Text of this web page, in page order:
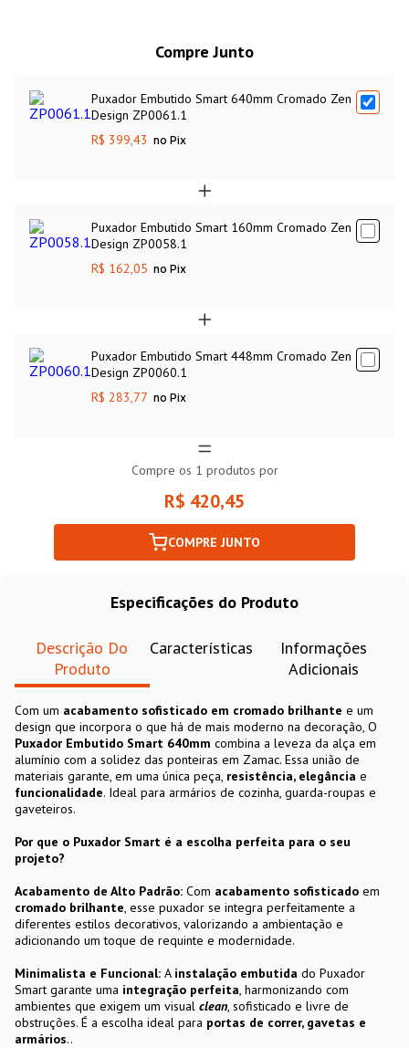
solução ideal para valorizar o design sofisticado e sem obstruções
de armários de cozinha, guarda-roupas e portas de correr.
Compre Junto
Puxador Embutido Smart 640mm Cromado Zen
Design ZP0061.1
R$ 399,43 no Pix
Puxador Embutido Smart 160mm Cromado Zen
Design ZP0058.1
R$ 162,05 no Pix
Puxador Embutido Smart 448mm Cromado Zen
Design ZP0060.1
R$ 283,77 no Pix
Compre os 1 produtos por
R$ 420,45
COMPRE JUNTO
Especificações do Produto
Descrição Do
Produto
Características
Informações
Adicionais
Com um acabamento sofisticado em cromado brilhante e um
design que incorpora o que há de mais moderno na decoração, O
Puxador Embutido Smart 640mm combina a leveza da alça em
alumínio com a solidez das ponteiras em Zamac. Essa união de
materiais garante, em uma única peça, resistência, elegância e
funcionalidade. Ideal para armários de cozinha, guarda-roupas e
gaveteiros.
Por que o Puxador Smart é a escolha perfeita para o seu
projeto?
Acabamento de Alto Padrão: Com acabamento sofisticado em
cromado brilhante, esse puxador se integra perfeitamente a
diferentes estilos decorativos, valorizando a ambientação e
adicionando um toque de requinte e modernidade.
Minimalista e Funcional: A instalação embutida do Puxador
Smart garante uma integração perfeita, harmonizando com
ambientes que exigem um visual clean, sofisticado e livre de
obstruções. É a escolha ideal para portas de correr, gavetas e
armários..